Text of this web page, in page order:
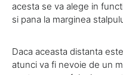
acesta se va alege in
si pana la marginea
Daca aceasta distanta
atunci va fi nevoie de un